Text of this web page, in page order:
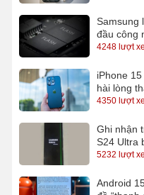
Samsung
đầu công
QLC, sắp
4248 lượt
iPhone
hài lòng
hàng
4350 lượt
Ghi nhận
S24 Ultra
sau vài
5232 lượt
Android